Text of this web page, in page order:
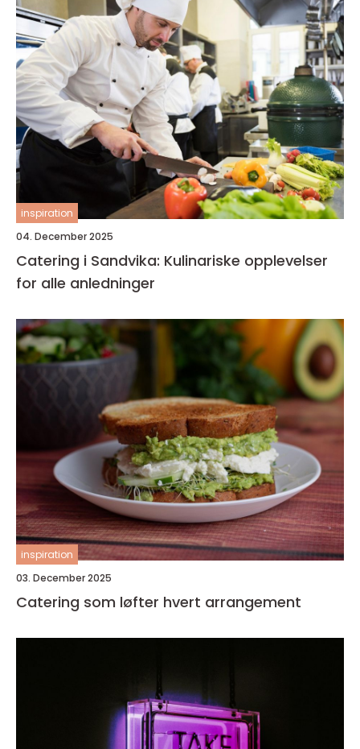
inspiration
04. December 2025
Catering i Sandvika: Kulinariske opplevelser
for alle anledninger
inspiration
03. December 2025
Catering som løfter hvert arrangement